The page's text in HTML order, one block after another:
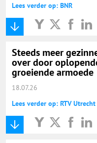
Lees verder op: BNR
Steeds meer
over door
groeiende armoede
18.07.26
Lees verder op: RTV Utrecht